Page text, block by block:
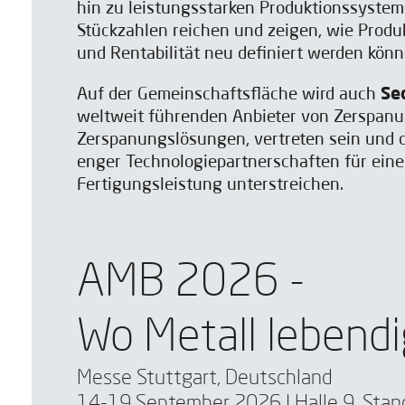
hin zu leistungsstarken
Stückzahlen reichen und zeigen, wie
und Rentabilität neu definiert werden
Auf der Gemeinschaftsfläche wird auch
weltweit führenden Anbieter von
Zerspanungslösungen, vertreten sein und
enger Technologiepartnerschaften für
Fertigungsleistung unterstreichen.
AMB 2026 -
Wo Metall
Messe Stuttgart, Deutschland
Ich bin
Ich habe gelesen
Ich bin